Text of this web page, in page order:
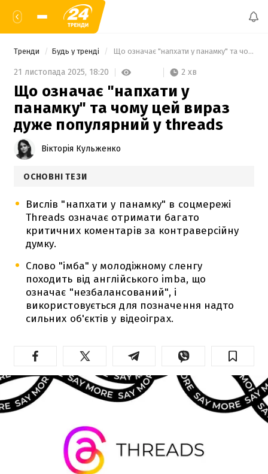
Тренди Будь у тренді Що означає "напхати у панамку" та чому цей вираз дуже популярний у threads
21 листопада 2025, 18:20 2 хв
Що означає "напхати у
панамку" та чому цей вираз
дуже популярний у threads
Вікторія Кульженко
ОСНОВНІ ТЕЗИ
Вислів "напхати у панамку" в соцмережі
Threads означає отримати багато
критичних коментарів за контраверсійну
думку.
Слово "імба" у молодіжному сленгу
походить від англійського imba, що
означає "незбалансований", і
використовується для позначення надто
сильних об'єктів у відеоіграх.